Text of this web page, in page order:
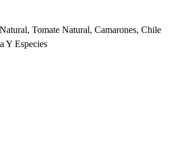
Tomate Natural, Camarones, Chile
Y Especies